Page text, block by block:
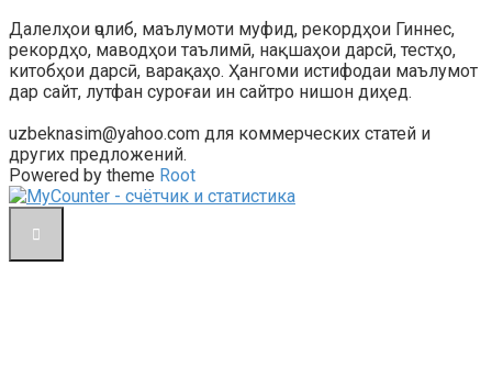
Далелҳои ҷолиб, маълумоти муфид, рекордҳои Гиннес,
рекордҳо, маводҳои таълимӣ, нақшаҳои дарсӣ, тестҳо,
китобҳои дарсӣ, варақаҳо. Ҳангоми истифодаи маълумот
дар сайт, лутфан суроғаи ин сайтро нишон диҳед.
uzbeknasim@yahoo.com для коммерческих статей и
других предложений.
Powered by theme Root